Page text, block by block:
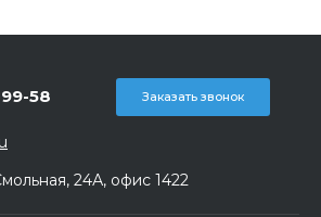
58 Заказать звонок
24А, офис 1422